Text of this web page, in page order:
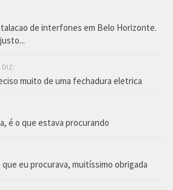
de interfones em Belo Horizonte.
DIZ:
muito de uma fechadura eletrica
é o que estava procurando
eu procurava, muitíssimo obrigada